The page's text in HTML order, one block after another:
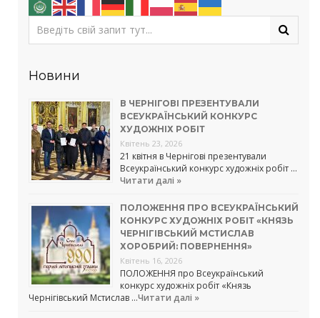
Новини
В ЧЕРНІГОВІ ПРЕЗЕНТУВАЛИ
ВСЕУКРАЇНСЬКИЙ КОНКУРС
ХУДОЖНІХ РОБІТ
Квітень 23, 2026
21 квітня в Чернігові презентували
Всеукраїнський конкурс художніх робіт …
Читати далі »
ПОЛОЖЕННЯ ПРО ВСЕУКРАЇНСЬКИЙ
КОНКУРС ХУДОЖНІХ РОБІТ «КНЯЗЬ
ЧЕРНІГІВСЬКИЙ МСТИСЛАВ
ХОРОБРИЙ: ПОВЕРНЕННЯ»
Квітень 16, 2026
ПОЛОЖЕННЯ про Всеукраїнський
конкурс художніх робіт «Князь
Чернігівський Мстислав …Читати далі »